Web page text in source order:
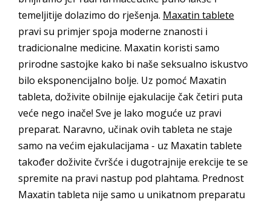
temeljitije dolazimo do rješenja. Maxatin tablete
pravi su primjer spoja moderne znanosti i
tradicionalne medicine. Maxatin koristi samo
prirodne sastojke kako bi naše seksualno iskustvo
bilo eksponencijalno bolje. Uz pomoć Maxatin
tableta, doživite obilnije ejakulacije čak četiri puta
veće nego inače! Sve je lako moguće uz pravi
preparat. Naravno, učinak ovih tableta ne staje
samo na većim ejakulacijama - uz Maxatin tablete
također doživite čvršće i dugotrajnije erekcije te se
spremite na pravi nastup pod plahtama. Prednost
Maxatin tableta nije samo u unikatnom preparatu